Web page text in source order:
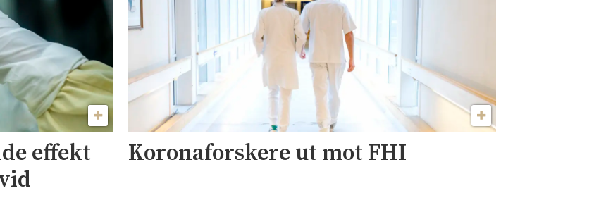
effekt
Koronaforskere ut mot FHI